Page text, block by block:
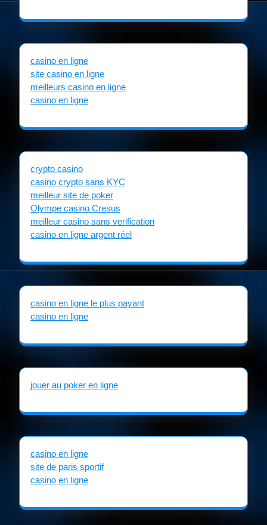
casino en ligne
site casino en ligne
meilleurs casino en ligne
casino en ligne
crypto casino
casino crypto sans KYC
meilleur site de poker
Olympe casino Cresus
meilleur casino sans verification
casino en ligne argent réel
casino en ligne le plus payant
casino en ligne
jouer au poker en ligne
casino en ligne
site de paris sportif
casino en ligne